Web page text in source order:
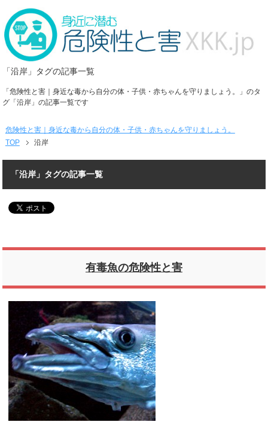
「沿岸」タグの記事一覧
「危険性と害｜身近な毒から自分の体・子供・赤ちゃんを守りましょう。」のタ
グ「沿岸」の記事一覧です
危険性と害｜身近な毒から自分の体・子供・赤ちゃんを守りましょう。
TOP
沿岸
「沿岸」タグの記事一覧
有毒魚の危険性と害